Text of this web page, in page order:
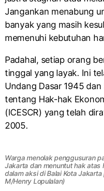
Jangankan menabung
banyak yang masih
memenuhi kebutuhan
Padahal, setiap orang
tinggal yang layak. Ini
Undang Dasar 1945
tentang Hak-hak
(ICESCR) yang telah
2005.
Warga menolak penggusuran
Jakarta dan menuntut hak atas
dalam aksi di Balai Kota
M/Henry Lopulalan)